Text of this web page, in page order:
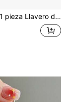
1 pieza Llavero de flor de cuatro hojas elegante y de moda para mujer con incrustación de diamantes de imitación, colgante de llave de coche con bolsa de regalo exquisita